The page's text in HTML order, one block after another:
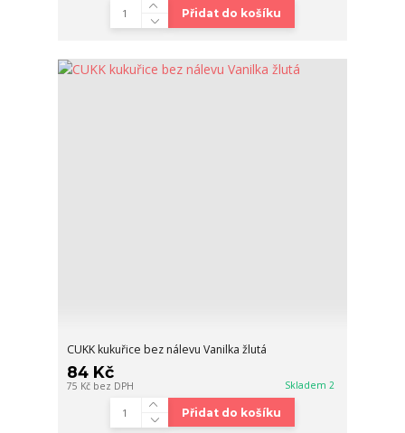
Přidat do košíku
CUKK kukuřice bez nálevu Vanilka žlutá
84 Kč
75 Kč bez DPH Skladem 2
Přidat do košíku